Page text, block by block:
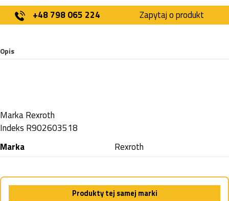
+48 798 065 224
Zapytaj o produkt
Opis
MarkaRexroth
Indeks R902603518
Marka
Rexroth
Produkty tej samej marki